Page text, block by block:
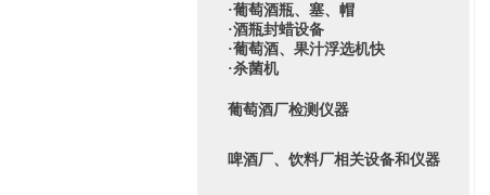
·葡萄酒瓶、塞、帽
·酒瓶封蜡设备
·葡萄酒、果汁浮选机快
·杀菌机
葡萄酒厂检测仪器
啤酒厂、饮料厂相关设备和仪器